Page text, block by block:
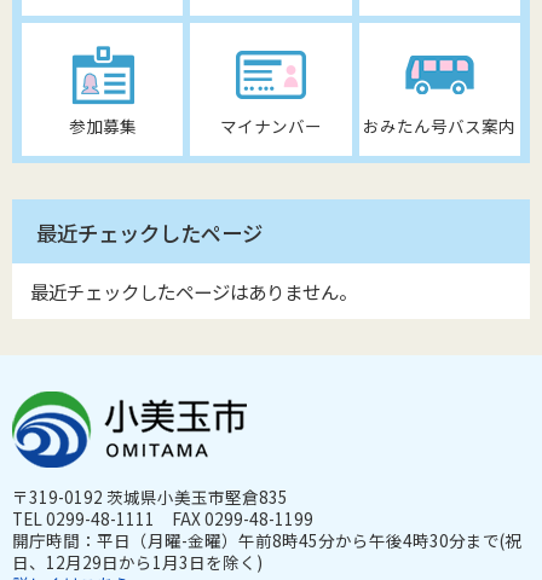
参加募集 マイナンバー おみたん号バス案内
最近チェックしたページ
最近チェックしたページはありません。
〒319-0192 茨城県小美玉市堅倉835
TEL 0299-48-1111 FAX 0299-48-1199
開庁時間：平日（月曜-金曜）午前8時45分から午後4時30分まで(祝
日、12月29日から1月3日を除く)